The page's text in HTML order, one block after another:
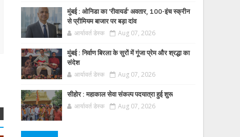
मुंबई : ओनिडा का 'रीवायर्ड’ अवतार, 100-इंच स्क्रीन
से प्रीमियम बाजार पर बड़ा दांव
आर्यावर्त डेस्क Aug 07, 2026
मुंबई : निर्वाण बिरला के सुरों में गूंजा प्रेम और श्रद्धा का
संदेश
आर्यावर्त डेस्क Aug 07, 2026
सीहोर : महाकाल सेवा संकल्प पदयात्रा हुई शुरू
आर्यावर्त डेस्क Aug 07, 2026